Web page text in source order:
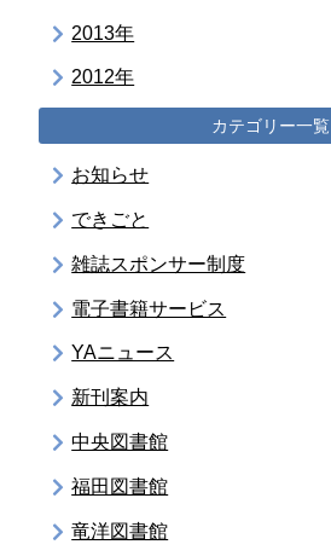
2013年
2012年
カテゴリー一覧
お知らせ
できごと
雑誌スポンサー制度
電子書籍サービス
YAニュース
新刊案内
中央図書館
福田図書館
竜洋図書館